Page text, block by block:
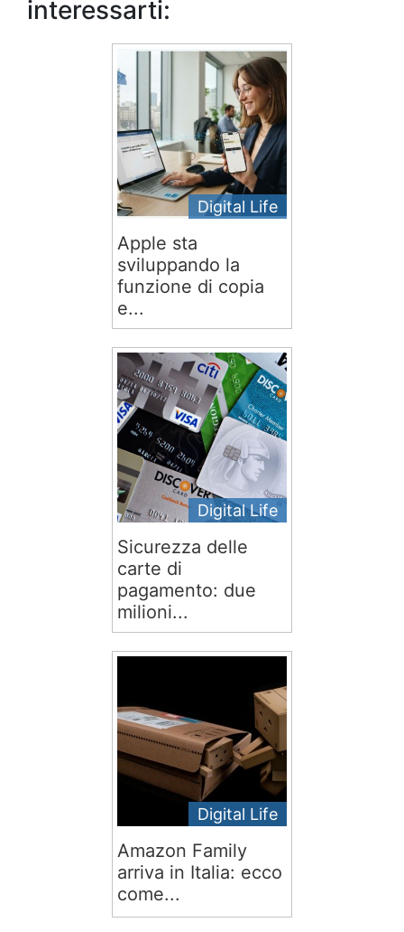
interessarti:
Digital Life
Apple sta
sviluppando la
funzione di copia
e...
Digital Life
Sicurezza delle
carte di
pagamento: due
milioni...
Digital Life
Amazon Family
arriva in Italia: ecco
come...